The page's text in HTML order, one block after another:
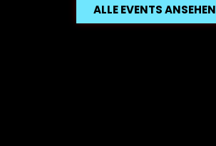
ALLE EVENTS ANSEHEN